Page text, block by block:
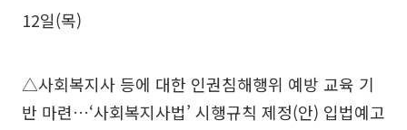
12일(목)
△사회복지사 등에 대한 인권침해행위 예방 교육 기
반 마련…‘사회복지사법’ 시행규칙 제정(안) 입법예고